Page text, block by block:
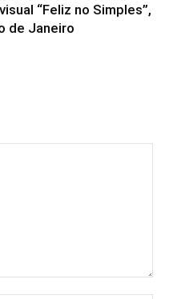
“Feliz no Simples”,
de Janeiro